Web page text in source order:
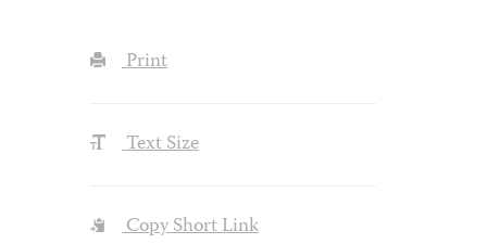
Print
Text Size
Copy Short Link